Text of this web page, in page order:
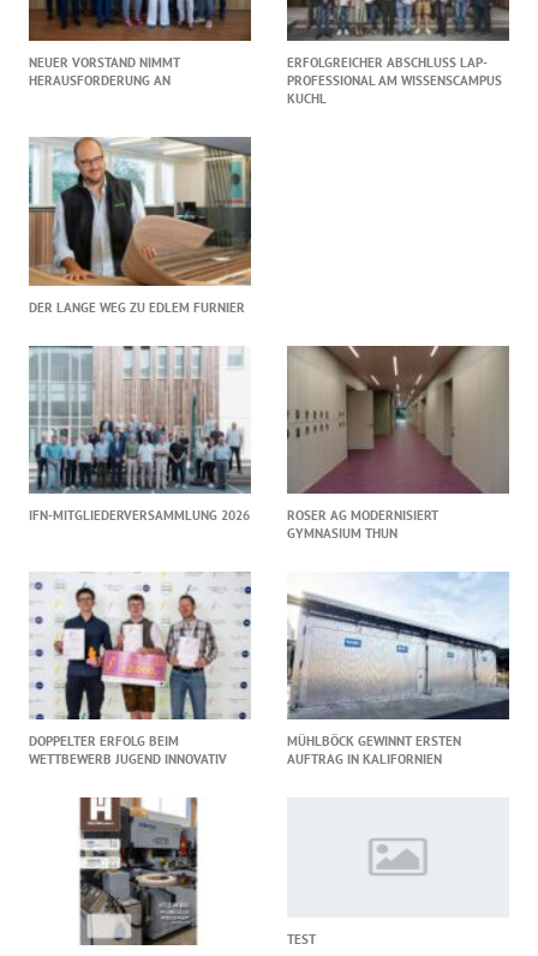
NEUER VORSTAND NIMMT
HERAUSFORDERUNG AN
ERFOLGREICHER ABSCHLUSS LAP-
PROFESSIONAL AM WISSENSCAMPUS
KUCHL
DER LANGE WEG ZU EDLEM FURNIER
IFN-MITGLIEDERVERSAMMLUNG 2026
ROSER AG MODERNISIERT
GYMNASIUM THUN
DOPPELTER ERFOLG BEIM
WETTBEWERB JUGEND INNOVATIV
MÜHLBÖCK GEWINNT ERSTEN
AUFTRAG IN KALIFORNIEN
TEST